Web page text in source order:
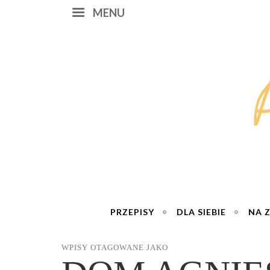
MENU
PRZEPISY DLA SIEBIE NA
WPISY OTAGOWANE JAKO